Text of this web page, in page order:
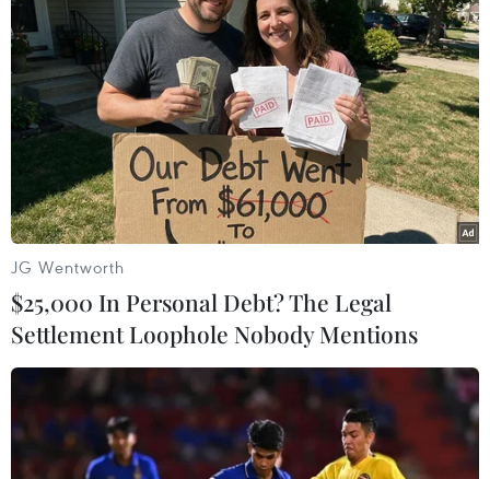
#Quân đội Sudan
Sudan
Theo dõi VietnamPlus
Hội đồng bảo an yêu cầu bảo vệ dân thường và
tiếp cận nhân đạo tại Sudan
Hơn 40 người thương vong trong các vụ tấn
công mới nhất tại Sudan
Tấn công bằng UAV ở Sudan, ít nhất 56 người
thiệt mạng
JG Wentworth
$25,000 In Personal Debt? The Legal
Settlement Loophole Nobody Mentions